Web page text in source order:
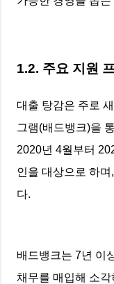
1.2. 주요 지원
대출 탕감은 주로
그램(배드뱅크)을
2020년 4월부터
인을 대상으로 하
다.
배드뱅크는 7년 이
채무를 매입해 소